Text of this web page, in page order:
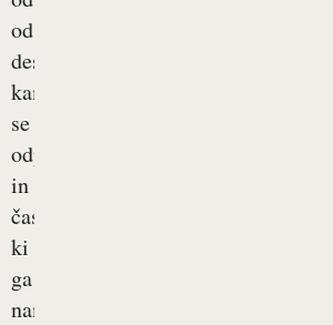
od
destinacije,
kamor
se
odpravljamo,
in
časa,
ki
ga
nameravamo...